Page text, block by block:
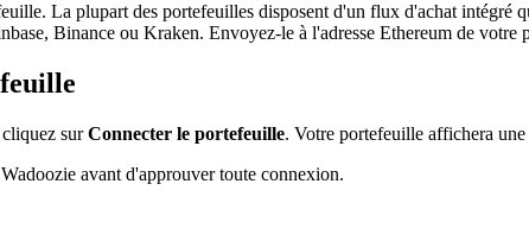
La plupart des portefeuilles disposent d'un flux d'achat intégré
Binance ou Kraken. Envoyez-le à l'adresse Ethereum de
cliquez surConnecter le portefeuille. Votre portefeuille affichera
avant d'approuver toute connexion.